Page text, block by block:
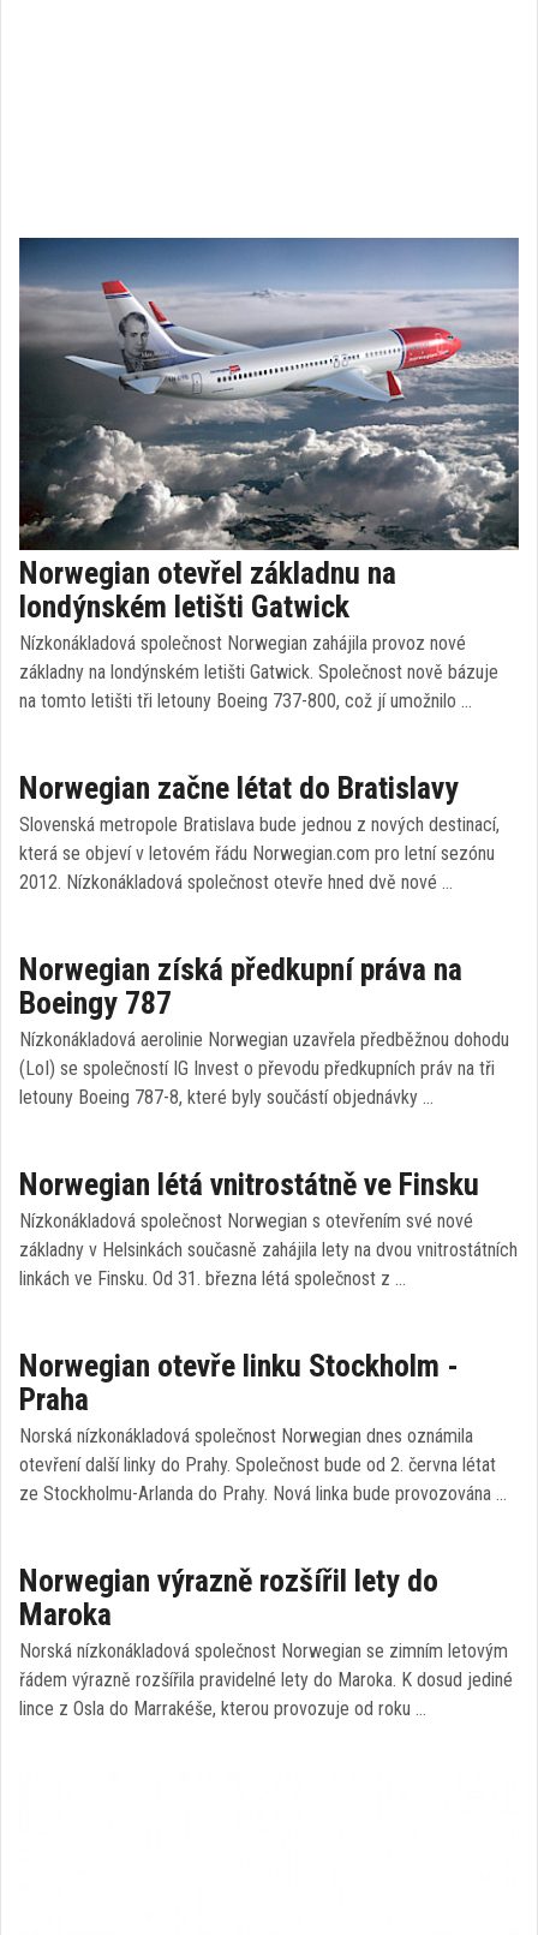
Norwegian otevřel základnu na
londýnském letišti Gatwick
Nízkonákladová společnost Norwegian zahájila provoz nové
základny na londýnském letišti Gatwick. Společnost nově bázuje
na tomto letišti tři letouny Boeing 737-800, což jí umožnilo …
Norwegian začne létat do Bratislavy
Slovenská metropole Bratislava bude jednou z nových destinací,
která se objeví v letovém řádu Norwegian.com pro letní sezónu
2012. Nízkonákladová společnost otevře hned dvě nové …
Norwegian získá předkupní práva na
Boeingy 787
Nízkonákladová aerolinie Norwegian uzavřela předběžnou dohodu
(LoI) se společností IG Invest o převodu předkupních práv na tři
letouny Boeing 787-8, které byly součástí objednávky …
Norwegian létá vnitrostátně ve Finsku
Nízkonákladová společnost Norwegian s otevřením své nové
základny v Helsinkách současně zahájila lety na dvou vnitrostátních
linkách ve Finsku. Od 31. března létá společnost z …
Norwegian otevře linku Stockholm -
Praha
Norská nízkonákladová společnost Norwegian dnes oznámila
otevření další linky do Prahy. Společnost bude od 2. června létat
ze Stockholmu-Arlanda do Prahy. Nová linka bude provozována …
Norwegian výrazně rozšířil lety do
Maroka
Norská nízkonákladová společnost Norwegian se zimním letovým
řádem výrazně rozšířila pravidelné lety do Maroka. K dosud jediné
lince z Osla do Marrakéše, kterou provozuje od roku …